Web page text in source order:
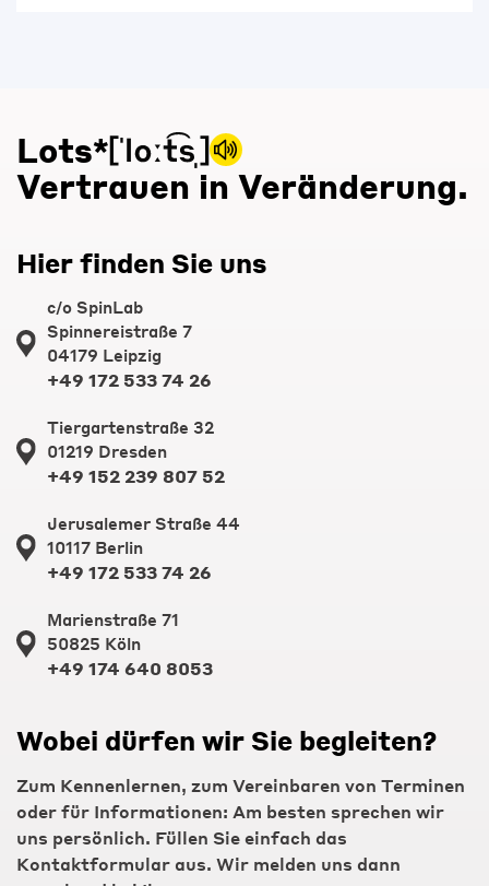
Lots*
Vertrauen in Veränderung.
Hier finden Sie uns
c/o SpinLab
Spinnereistraße 7
04179 Leipzig
+49 172 533 74 26
Tiergartenstraße 32
01219 Dresden
+49 152 239 807 52
Jerusalemer Straße 44
10117 Berlin
+49 172 533 74 26
Marienstraße 71
50825 Köln
+49 174 640 8053
Wobei dürfen wir Sie begleiten?
Zum Kennenlernen, zum Vereinbaren von Terminen
oder für Informationen: Am besten sprechen wir
uns persönlich. Füllen Sie einfach das
Kontaktformular aus. Wir melden uns dann